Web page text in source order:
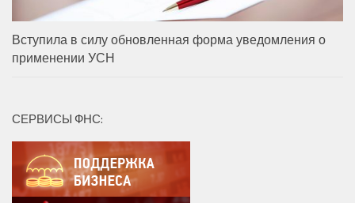
Вступила в силу обновленная форма уведомления о
применении УСН
СЕРВИСЫ ФНС: